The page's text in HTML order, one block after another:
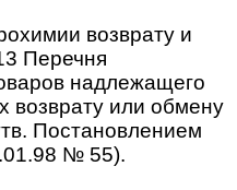
возврату и
Перечня
надлежащего
возврату или обмену
Постановлением
№ 55).